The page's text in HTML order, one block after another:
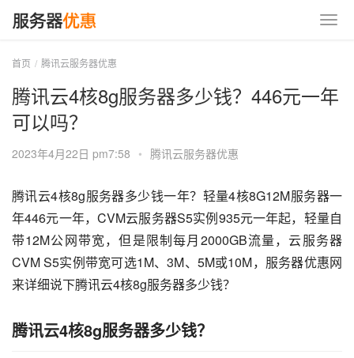
首页 腾讯云服务器优惠
腾讯云4核8g服务器多少钱？446元一年
可以吗？
2023年4月22日 pm7:58 • 腾讯云服务器优惠
腾讯云4核8g服务器多少钱一年？轻量4核8G12M服务器一
年446元一年，CVM云服务器S5实例935元一年起，轻量自
带12M公网带宽，但是限制每月2000GB流量，云服务器
CVM S5实例带宽可选1M、3M、5M或10M，服务器优惠网
来详细说下腾讯云4核8g服务器多少钱？
腾讯云4核8g服务器多少钱？